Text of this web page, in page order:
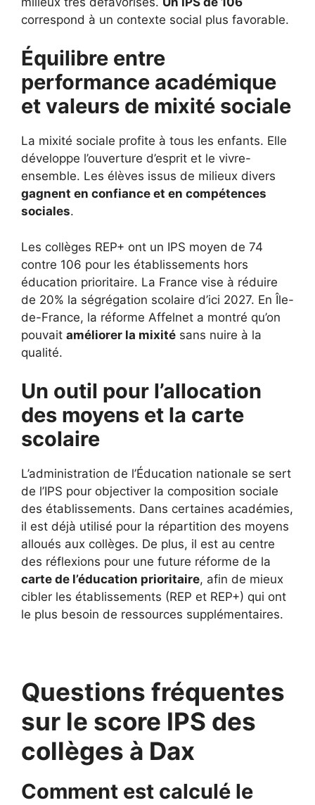
correspond à un contexte social plus favorable.
Équilibre entre
performance académique
et valeurs de mixité sociale
La mixité sociale profite à tous les enfants. Elle
développe l’ouverture d’esprit et le vivre-
ensemble. Les élèves issus de milieux divers
gagnent en confiance et en compétences
sociales.
Les collèges REP+ ont un IPS moyen de 74
contre 106 pour les établissements hors
éducation prioritaire. La France vise à réduire
de 20% la ségrégation scolaire d’ici 2027. En Île-
de-France, la réforme Affelnet a montré qu’on
pouvait améliorer la mixité sans nuire à la
qualité.
Un outil pour l’allocation
des moyens et la carte
scolaire
L’administration de l’Éducation nationale se sert
de l’IPS pour objectiver la composition sociale
des établissements. Dans certaines académies,
il est déjà utilisé pour la répartition des moyens
alloués aux collèges. De plus, il est au centre
des réflexions pour une future réforme de la
carte de l’éducation prioritaire, afin de mieux
cibler les établissements (REP et REP+) qui ont
le plus besoin de ressources supplémentaires.
Questions fréquentes
sur le score IPS des
collèges à Dax
Comment est calculé le